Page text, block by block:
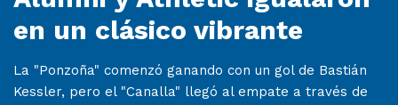
en un clásico vibrante
La "Ponzoña" comenzó ganando con un gol de Bastián
Kessler, pero el "Canalla" llegó al empate a través de